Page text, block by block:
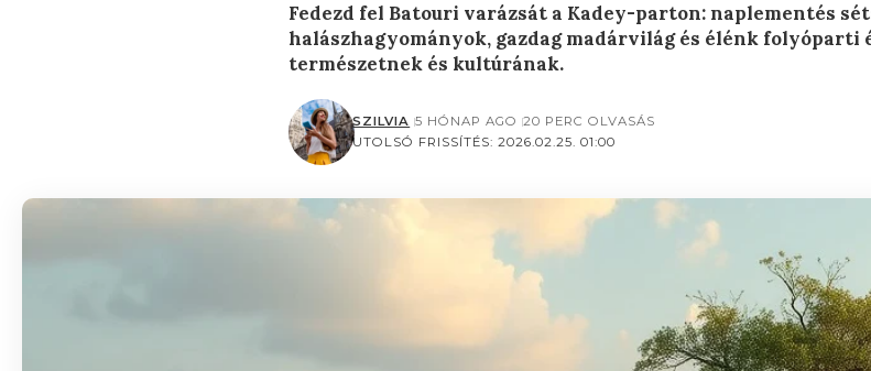
Fedezd fel Batouri varázsát a Kadey-parton: naplementés
halászhagyományok, gazdag madárvilág és élénk folyóparti
természetnek és kultúrának.
UTOLSÓ FRISSÍTÉS: 2026.02.25. 01:00
SZILVIA 5 HÓNAP AGO 20 PERC OLVASÁS